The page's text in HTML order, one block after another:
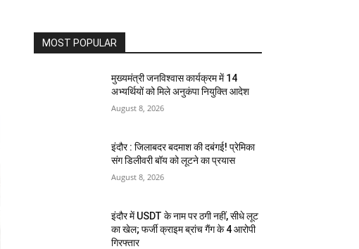
MOST POPULAR
मुख्यमंत्री जनविश्वास कार्यक्रम में 14
अभ्यर्थियों को मिले अनुकंपा नियुक्ति आदेश
August 8, 2026
इंदौर : जिलाबदर बदमाश की दबंगई! प्रेमिका
संग डिलीवरी बॉय को लूटने का प्रयास
August 8, 2026
इंदौर में USDT के नाम पर ठगी नहीं, सीधे लूट
का खेल; फर्जी क्राइम ब्रांच गैंग के 4 आरोपी
गिरफ्तार